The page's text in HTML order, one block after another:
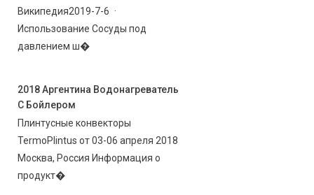
Википедия2019-7-6 ·
Использование Сосуды под
давлением ш�
2018 Аргентина Водонагреватель
С Бойлером
Плинтусные конвекторы
TermoPlintus от 03-06 апреля 2018
Москва, Россия Информация о
продукт�